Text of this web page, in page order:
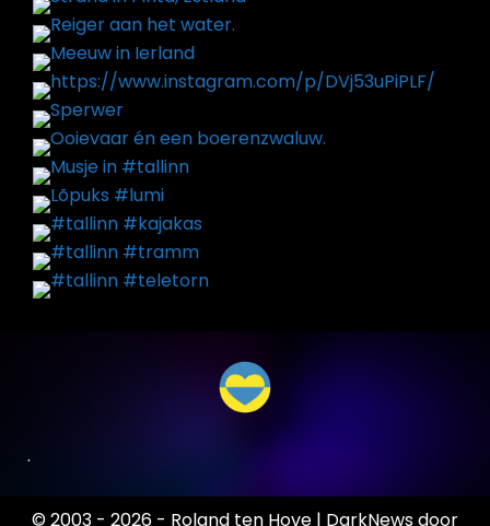
.
© 2003 - 2026 - Roland ten Hove | DarkNewsdoor